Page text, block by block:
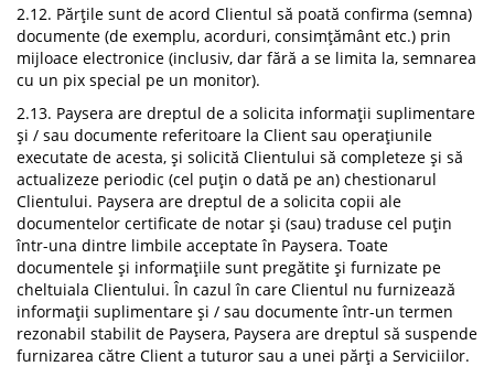
2.12. Părțile sunt de acord Clientul să poată confirma (semna)
documente (de exemplu, acorduri, consimțământ etc.) prin
mijloace electronice (inclusiv, dar fără a se limita la, semnarea
cu un pix special pe un monitor).
2.13. Paysera are dreptul de a solicita informații suplimentare
și / sau documente referitoare la Client sau operațiunile
executate de acesta, și solicită Clientului să completeze și să
actualizeze periodic (cel puțin o dată pe an) chestionarul
Clientului. Paysera are dreptul de a solicita copii ale
documentelor certificate de notar și (sau) traduse cel puțin
într-una dintre limbile acceptate în Paysera. Toate
documentele și informațiile sunt pregătite și furnizate pe
cheltuiala Clientului. În cazul în care Clientul nu furnizează
informații suplimentare și / sau documente într-un termen
rezonabil stabilit de Paysera, Paysera are dreptul să suspende
furnizarea către Client a tuturor sau a unei părți a Serviciilor.